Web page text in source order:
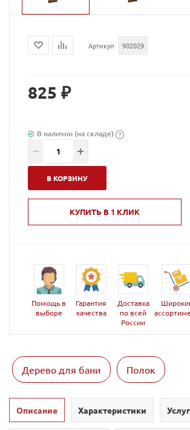
Артикул 902029
825 ₽
В наличии (на складе) ?
В КОРЗИНУ
КУПИТЬ В 1 КЛИК
Помощь в
выборе
Гарантия
качества
Доставка
по всей
России
Дерево для бани Полок
Описание Характеристики